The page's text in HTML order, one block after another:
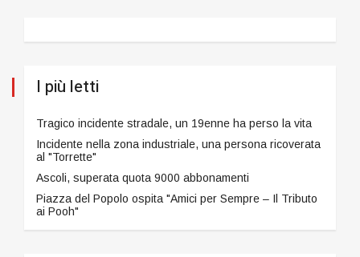
I più letti
Tragico incidente stradale, un 19enne ha perso la vita
Incidente nella zona industriale, una persona ricoverata
al "Torrette"
Ascoli, superata quota 9000 abbonamenti
Piazza del Popolo ospita "Amici per Sempre – Il Tributo
ai Pooh"